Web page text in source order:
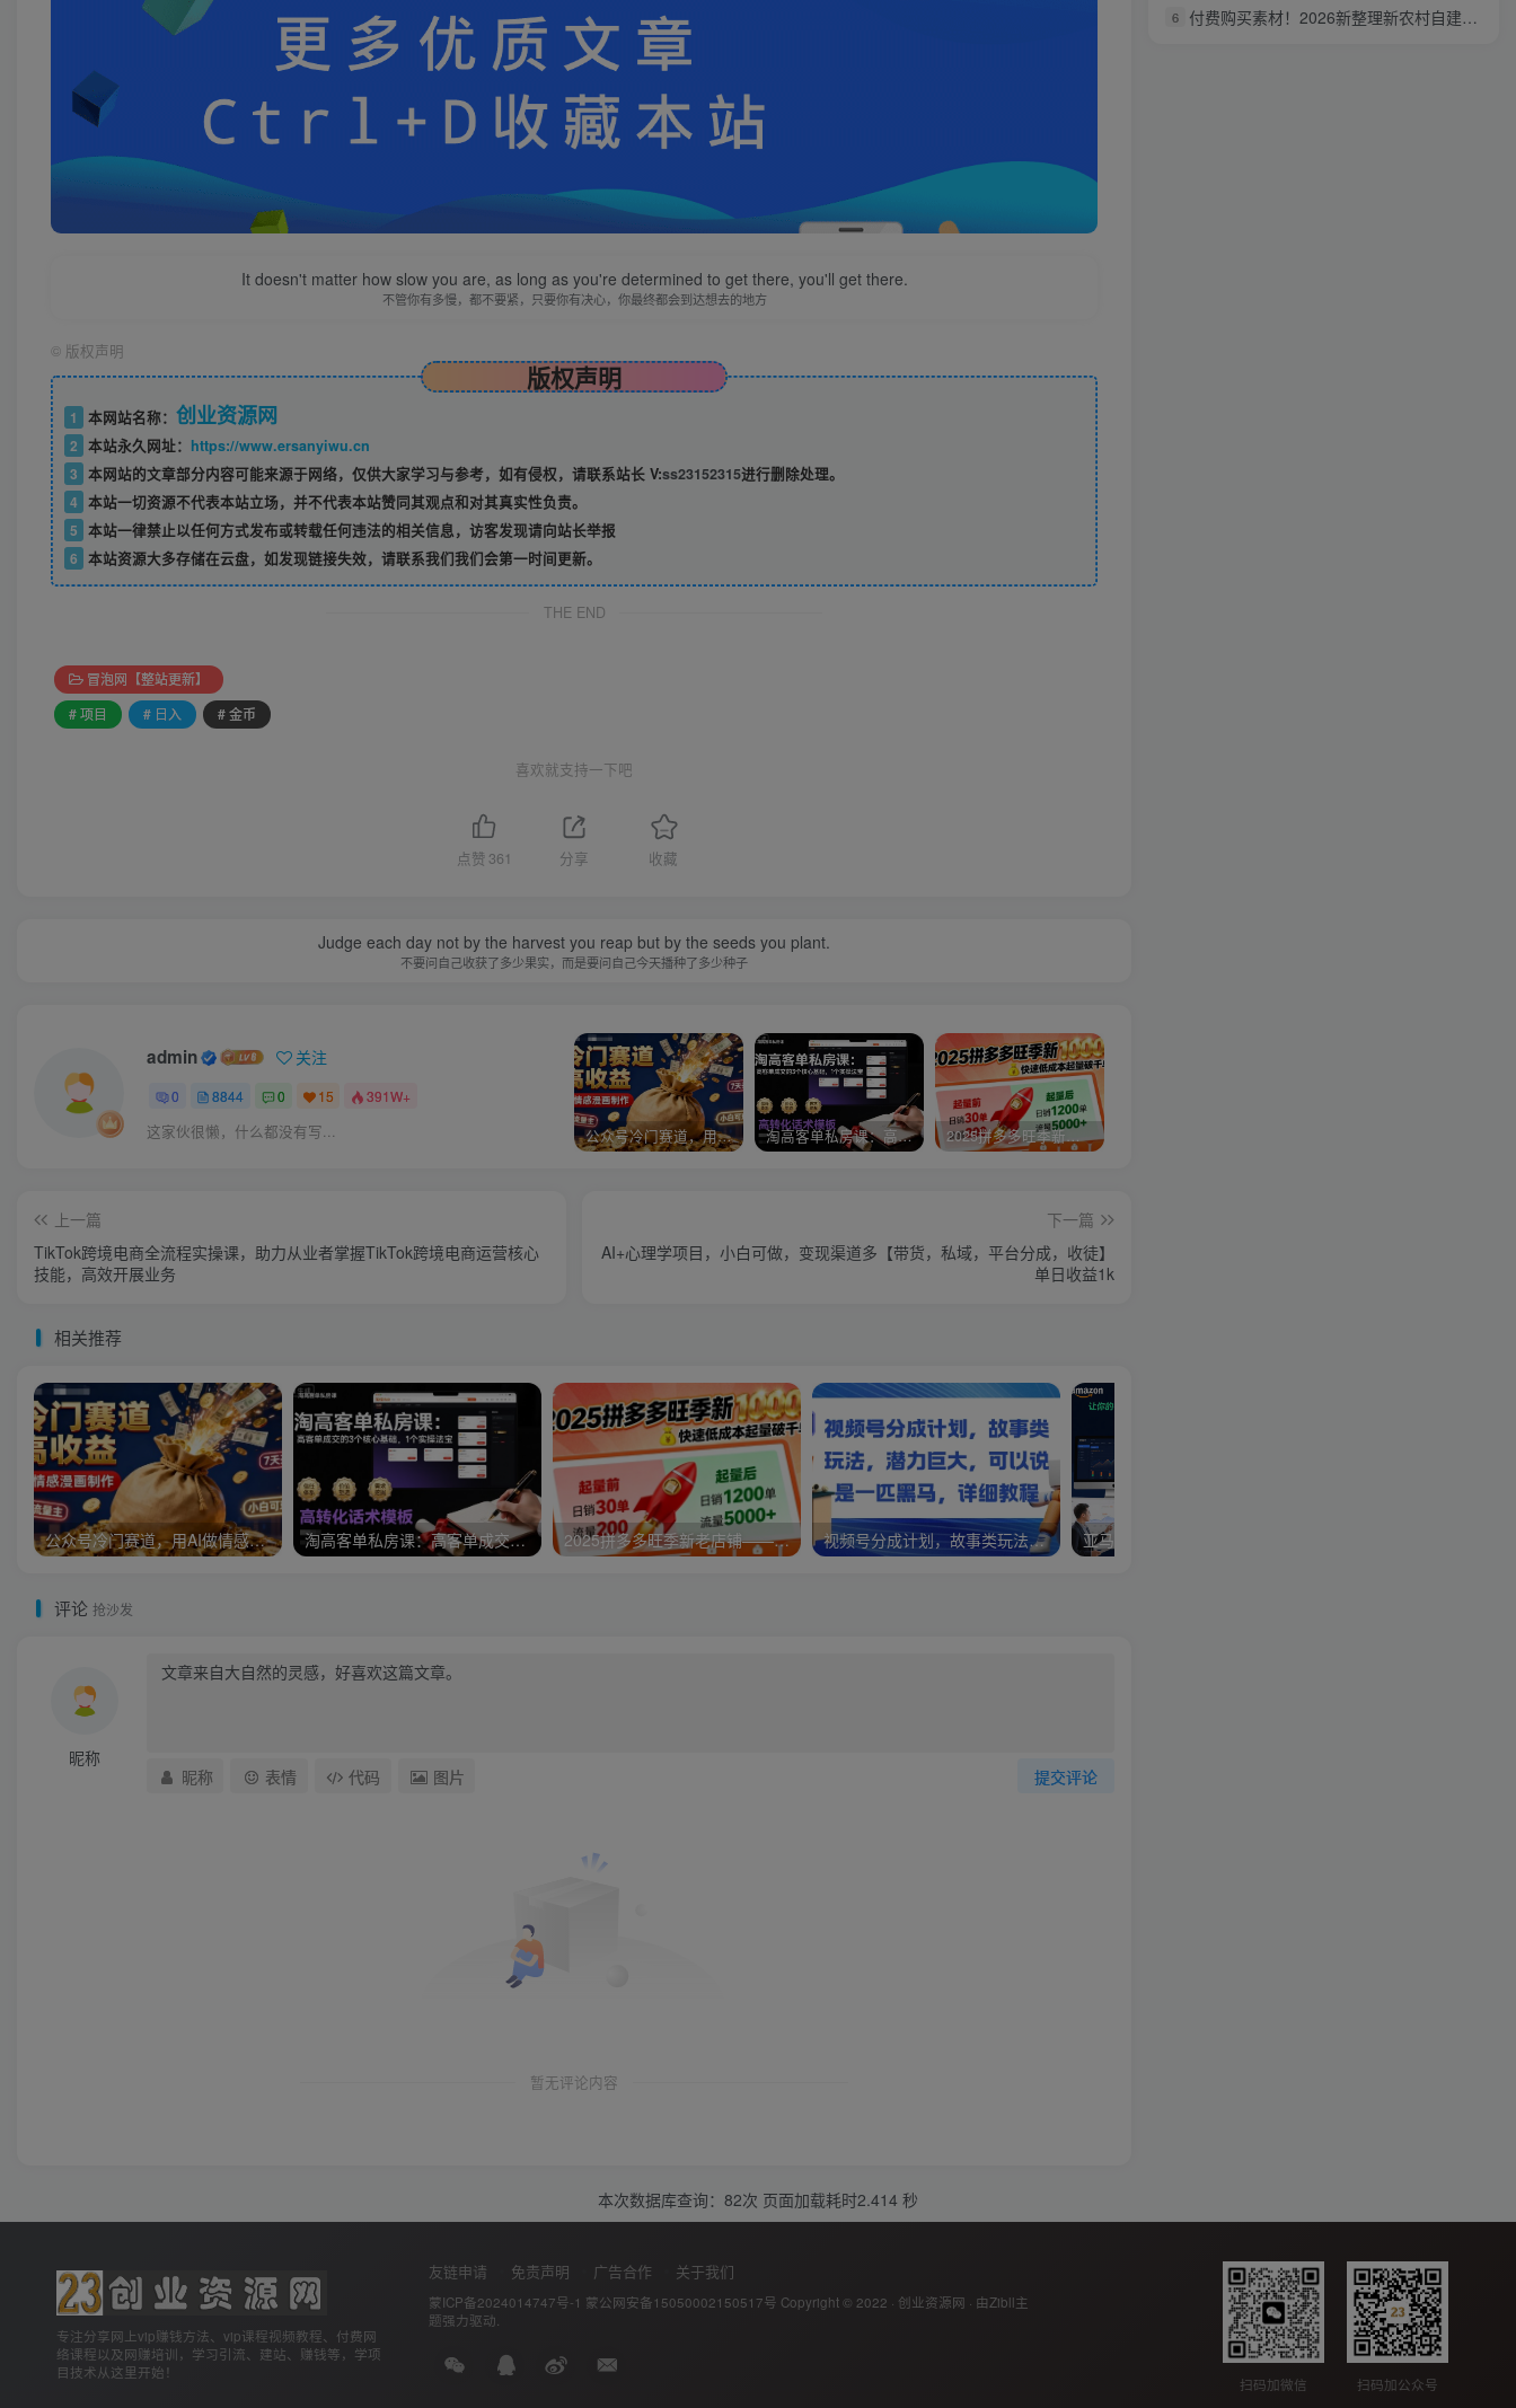
It doesn't matter how slow you are, as long as you're determined to get there, you'll get there.
不管你有多慢，都不要紧，只要你有决心，你最终都会到达想去的地方
© 版权声明
版权声明
1 本网站名称： 创业资源网
2 本站永久网址： https://www.ersanyiwu.cn
3 本网站的文章部分内容可能来源于网络，仅供大家学习与参考，如有侵权，请联系站长 V:ss23152315进行删除处理。
4 本站一切资源不代表本站立场，并不代表本站赞同其观点和对其真实性负责。
5 本站一律禁止以任何方式发布或转载任何违法的相关信息，访客发现请向站长举报
6 本站资源大多存储在云盘，如发现链接失效，请联系我们我们会第一时间更新。
THE END
冒泡网【整站更新】
# 项目
# 日入 # 金币
喜欢就支持一下吧
点赞 361 分享 收藏
Judge each day not by the harvest you reap but by the seeds you plant.
不要问自己收获了多少果实，而是要问自己今天播种了多少种子
admin 关注
0 8844 0 15 391W+
这家伙很懒，什么都没有写... 公众号冷门赛道，用AI做情感漫画，7天开通流量主，操作简单，小白可玩 淘高客单私房课：高客单成交的3个核心基础，1个实操法宝 2025拼多多旺季新老店铺——快速低成本起量破千单
上一篇
TikTok跨境电商全流程实操课，助力从业者掌握TikTok跨境电商运营核心
技能，高效开展业务
下一篇
AI+心理学项目，小白可做，变现渠道多【带货，私域，平台分成，收徒】
单日收益1k
相关推荐
公众号冷门赛道，用AI做情感漫画，7天开通流量主，操作简单，小白可玩 淘高客单私房课：高客单成交的3个核心基础，1个实操法宝 2025拼多多旺季新老店铺——快速低成本起量破千单 视频号分成计划，故事类玩法，潜力巨大，可以说是一匹黑马，详细教程
评论 抢沙发
昵称
提交评论
昵称 表情 代码 图片
暂无评论内容
6 付费购买素材！2026新整理新农村自建房设计图，图纸CAD施工图合集，超18700+套，自建房屋图纸
本次数据库查询：82次 页面加载耗时2.414 秒
专注分享网上vip赚钱方法、vip课程视频教程、付费网
络课程以及网赚培训，学习引流、建站、赚钱等，学项
目技术从这里开始！
友链申请 免责声明 广告合作 关于我们
蒙ICP备2024014747号-1 蒙公网安备15050002150517号 Copyright © 2022 · 创业资源网 · 由Zibll主
题强力驱动.
扫码加微信 扫码加公众号